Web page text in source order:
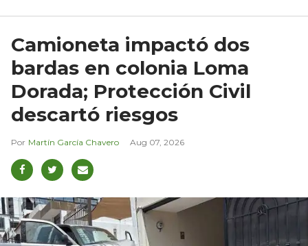
Camioneta impactó dos
bardas en colonia Loma
Dorada; Protección Civil
descartó riesgos
Martín García Chavero Aug 07, 2026